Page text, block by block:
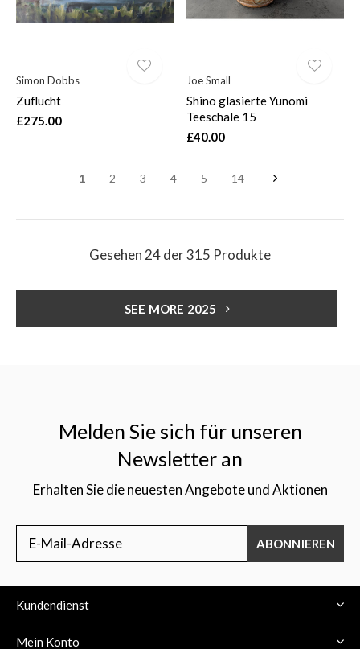
Simon Dobbs
Zuflucht
£275.00
Joe Small
Shino glasierte Yunomi
Teeschale 15
£40.00
1 2 3 4 5 14
Gesehen 24 der 315 Produkte
SEE MORE 2025
Melden Sie sich für unseren
Newsletter an
Erhalten Sie die neuesten Angebote und Aktionen
ABONNIEREN
Kundendienst
Mein Konto